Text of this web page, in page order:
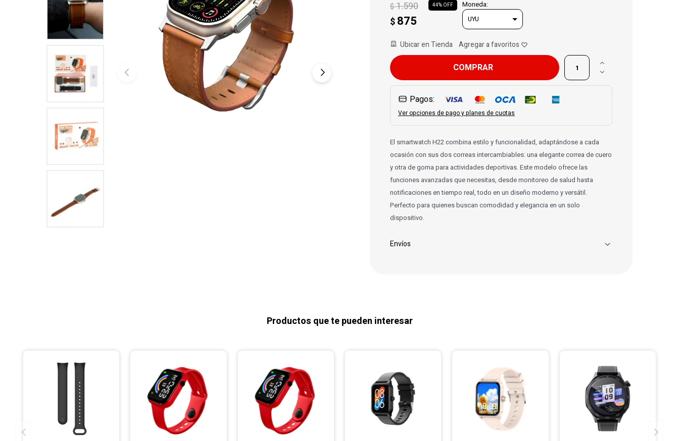
$ 875
$1.590 44 Moneda:
Ubicar en Tienda
COMPRAR


Pagos:
Ver opciones de pago y planes de cuotas
El smartwatch H22 combina estilo y funcionalidad, adaptándose a cada
ocasión con sus dos correas intercambiables: una elegante correa de cuero
y otra de goma para actividades deportivas. Este modelo ofrece las
funciones avanzadas que necesitas, desde monitoreo de salud hasta
notificaciones en tiempo real, todo en un diseño moderno y versátil.
Perfecto para quienes buscan comodidad y elegancia en un solo
dispositivo.
Envíos
Productos que te pueden interesar